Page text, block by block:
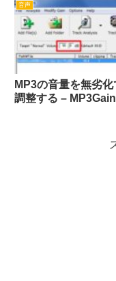
音声
MP3の音量を無劣
調整する – MP3Gain